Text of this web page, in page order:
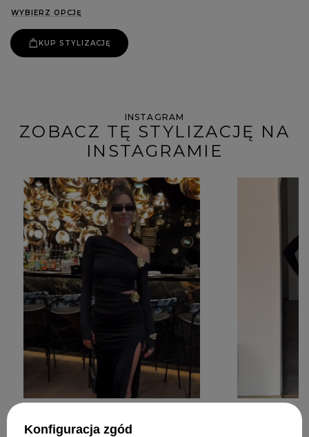
WYBIERZ OPCJĘ
KUP STYLIZACJĘ
INSTAGRAM
ZOBACZ TĘ STYLIZACJĘ NA
INSTAGRAMIE
Konfiguracja zgód